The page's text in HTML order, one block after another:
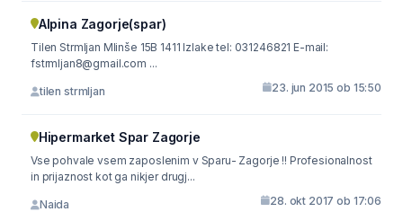
Alpina Zagorje(spar)
Tilen Strmljan Mlinše 15B 1411 Izlake tel: 031246821 E-mail:
fstrmljan8@gmail.com ...
tilen strmljan 23. jun 2015 ob 15:50
Hipermarket Spar Zagorje
Vse pohvale vsem zaposlenim v Sparu- Zagorje !! Profesionalnost
in prijaznost kot ga nikjer drugj...
Naida 28. okt 2017 ob 17:06